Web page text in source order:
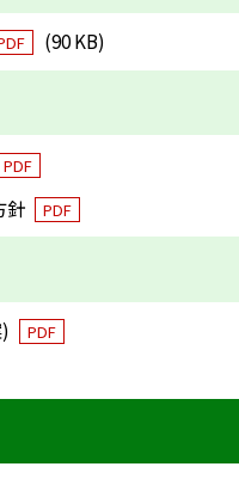
(90 KB)
PDF
針 PDF
PDF